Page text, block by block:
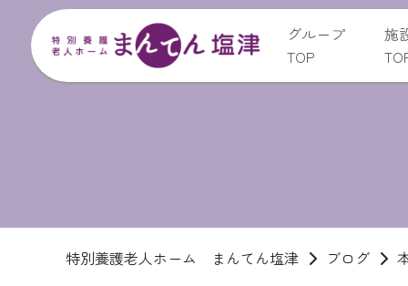
グループ
TOP
施
特別養護老人ホーム まんてん塩津 ブログ